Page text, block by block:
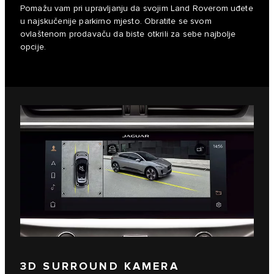
Pomažu vam pri upravljanju da svojim Land Roverom uđete
u najskučenije parkirno mjesto. Obratite se svom
ovlaštenom prodavaču da biste otkrili za sebe najbolje
opcije.
3D SURROUND KAMERA